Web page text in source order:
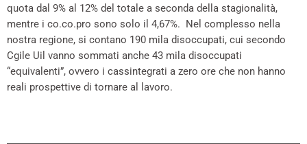
quota dal 9% al 12% del totale a seconda della stagionalità,
mentre i co.co.pro sono solo il 4,67%. Nel complesso nella
nostra regione, si contano 190 mila disoccupati, cui secondo
Cgile Uil vanno sommati anche 43 mila disoccupati
“equivalenti”, ovvero i cassintegrati a zero ore che non hanno
reali prospettive di tornare al lavoro.